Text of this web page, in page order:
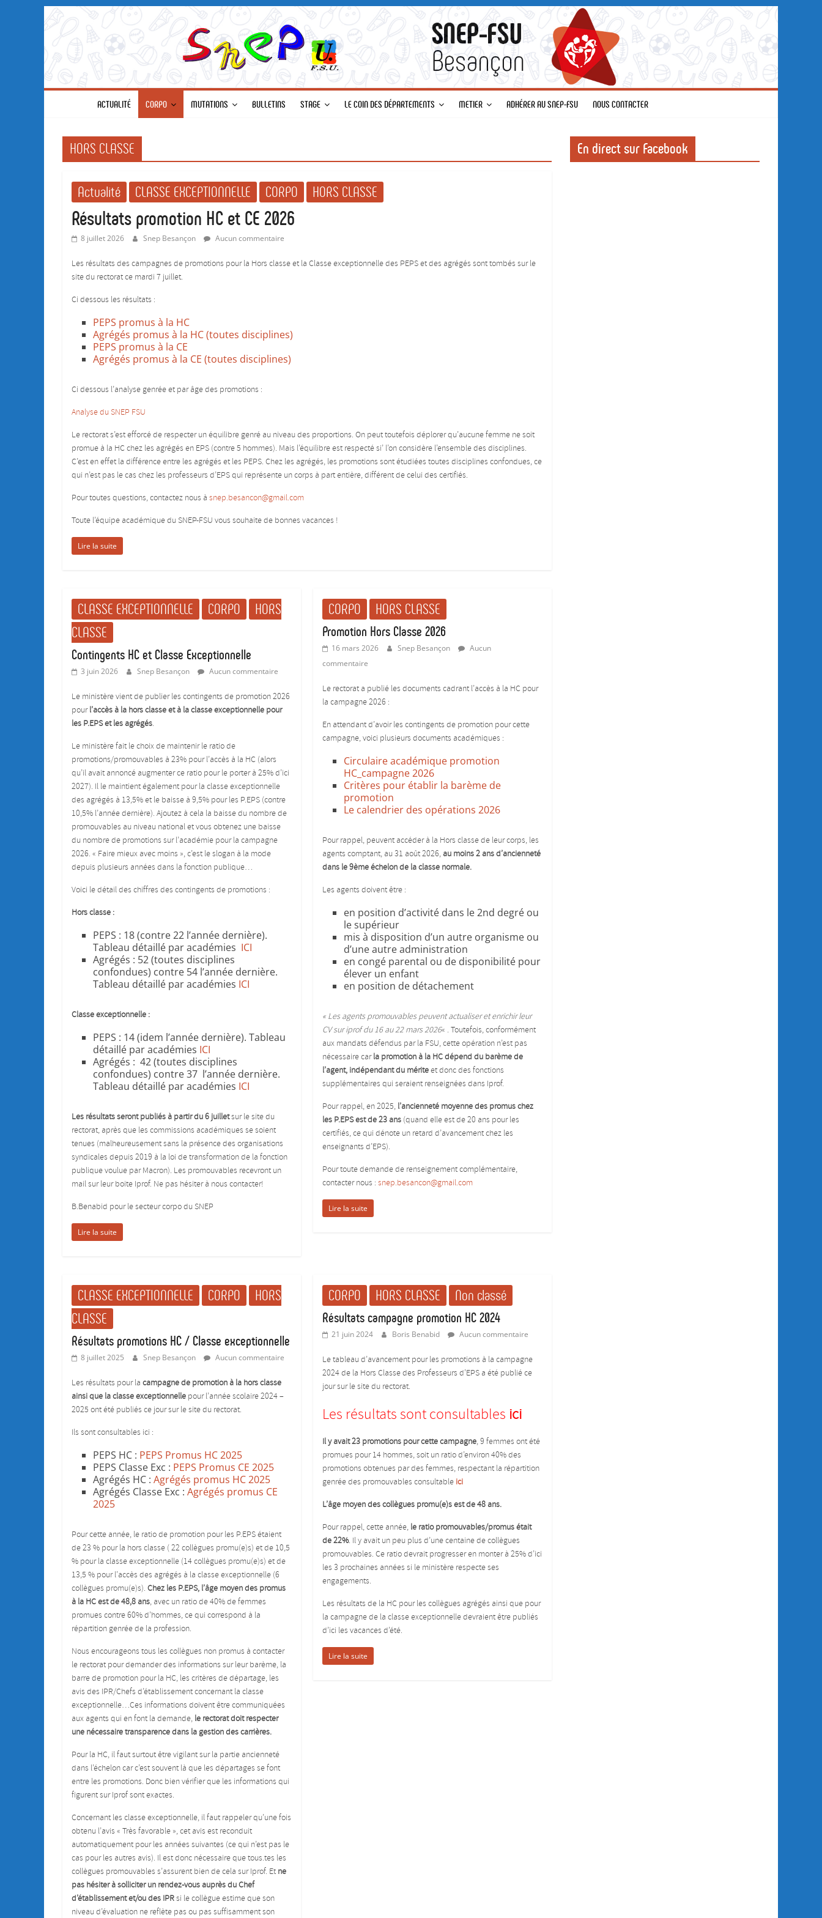
Passer
au
contenu
SNEP-
FSU
Besançon
ACTUALITÉ CORPO MUTATIONS BULLETINS STAGE LE COIN DES DÉPARTEMENTS METIER ADHÉRER AU SNEP-FSU NOUS CONTACTER
HORS CLASSE
Actualité CLASSE EXCEPTIONNELLE CORPO HORS CLASSE
Résultats promotion HC et CE 2026
8 juillet 2026 Snep Besançon Aucun commentaire
Les résultats des campagnes de promotions pour la Hors classe et la Classe exceptionnelle des PEPS et des agrégés sont tombés sur le
site du rectorat ce mardi 7 juillet.
Ci dessous les résultats :
PEPS promus à la HC
Agrégés promus à la HC (toutes disciplines)
PEPS promus à la CE
Agrégés promus à la CE (toutes disciplines)
Ci dessous l’analyse genrée et par âge des promotions :
Analyse du SNEP FSU
Le rectorat s’est efforcé de respecter un équilibre genré au niveau des proportions. On peut toutefois déplorer qu’aucune femme ne soit
promue à la HC chez les agrégés en EPS (contre 5 hommes). Mais l’équilibre est respecté si’ l’on considère l’ensemble des disciplines.
C’est en effet la différence entre les agrégés et les PEPS. Chez les agrégés, les promotions sont étudiées toutes disciplines confondues, ce
qui n’est pas le cas chez les professeurs d’EPS qui représente un corps à part entière, différent de celui des certifiés.
Pour toutes questions, contactez nous à snep.besancon@gmail.com
Toute l’équipe académique du SNEP-FSU vous souhaite de bonnes vacances !
Lire la suite
CLASSE EXCEPTIONNELLE CORPO
HORS
CLASSE
Contingents HC et Classe Exceptionnelle
3 juin 2026 Snep Besançon Aucun commentaire
Le ministère vient de publier les contingents de promotion 2026
pourl’accès à la hors classe et à la classe exceptionnelle pour
les P.EPS et les agrégés.
Le ministère fait le choix de maintenir le ratio de
promotions/promouvables à 23% pour l’accès à la HC (alors
qu’il avait annoncé augmenter ce ratio pour le porter à 25% d’ici
2027). Il le maintient également pour la classe exceptionnelle
des agrégés à 13,5% et le baisse à 9,5% pour les P.EPS (contre
10,5% l’année dernière). Ajoutez à cela la baisse du nombre de
promouvables au niveau national et vous obtenez une baisse
du nombre de promotions sur l’académie pour la campagne
2026. « Faire mieux avec moins », c’est le slogan à la mode
depuis plusieurs années dans la fonction publique…
Voici le détail des chiffres des contingents de promotions :
Hors classe :
PEPS : 18 (contre 22 l’année dernière).
Tableau détaillé par académies ICI
Agrégés : 52 (toutes disciplines
confondues) contre 54 l’année dernière.
Tableau détaillé par académies ICI
Classe exceptionnelle :
PEPS : 14 (idem l’année dernière). Tableau
détaillé par académies ICI
Agrégés : 42 (toutes disciplines
confondues) contre 37 l’année dernière.
Tableau détaillé par académies ICI
Les résultats seront publiés à partir du 6 juilletsur le site du
rectorat, après que les commissions académiques se soient
tenues (malheureusement sans la présence des organisations
syndicales depuis 2019 à la loi de transformation de la fonction
publique voulue par Macron). Les promouvables recevront un
mail sur leur boite Iprof. Ne pas hésiter à nous contacter!
B.Benabid pour le secteur corpo du SNEP
Lire la suite
CORPO HORS CLASSE
Promotion Hors Classe 2026
16 mars 2026 Snep Besançon
Aucun
commentaire
Le rectorat a publié les documents cadrant l’accès à la HC pour
la campagne 2026 :
En attendant d’avoir les contingents de promotion pour cette
campagne, voici plusieurs documents académiques :
Circulaire académique promotion
HC_campagne 2026
Critères pour établir la barème de
promotion
Le calendrier des opérations 2026
Pour rappel, peuvent accéder à la Hors classe de leur corps, les
agents comptant, au 31 août 2026, au moins 2 ans d’ancienneté
dans le 9ème échelon de la classe normale.
Les agents doivent être :
en position d’activité dans le 2nd degré ou
le supérieur
mis à disposition d’un autre organisme ou
d’une autre administration
en congé parental ou de disponibilité pour
élever un enfant
en position de détachement
« Les agents promouvables peuvent actualiser et enrichir leur
CV sur iprof du 16 au 22 mars 2026« . Toutefois, conformément
aux mandats défendus par la FSU, cette opération n’est pas
nécessaire carla promotion à la HC dépend du barème de
l’agent, indépendant du mériteet donc des fonctions
supplémentaires qui seraient renseignées dans Iprof.
Pour rappel, en 2025, l’ancienneté moyenne des promus chez
les P.EPS est de 23 ans (quand elle est de 20 ans pour les
certifiés, ce qui dénote un retard d’avancement chez les
enseignants d’EPS).
Pour toute demande de renseignement complémentaire,
contacter nous :snep.besancon@gmail.com
Lire la suite
CLASSE EXCEPTIONNELLE CORPO
HORS
CLASSE
Résultats promotions HC / Classe exceptionnelle
8 juillet 2025 Snep Besançon Aucun commentaire
Les résultats pour la campagne de promotion à la hors classe
ainsi que la classe exceptionnelle pour l’année scolaire 2024 –
2025 ont été publiés ce jour sur le site du rectorat.
Ils sont consultables ici :
PEPS HC : PEPS Promus HC 2025
PEPS Classe Exc : PEPS Promus CE 2025
Agrégés HC : Agrégés promus HC 2025
Agrégés Classe Exc : Agrégés promus CE
2025
Pour cette année, le ratio de promotion pour les P.EPS étaient
de 23 % pour la hors classe ( 22 collègues promu(e)s) et de 10,5
% pour la classe exceptionnelle (14 collègues promu(e)s) et de
13,5 % pour l’accès des agrégés à la classe exceptionnelle (6
collègues promu(e)s). Chez les P.EPS, l’âge moyen des promus
à la HC est de 48,8 ans, avec un ratio de 40% de femmes
promues contre 60% d’hommes, ce qui correspond à la
répartition genrée de la profession.
Nous encourageons tous les collègues non promus à contacter
le rectorat pour demander des informations sur leur barème, la
barre de promotion pour la HC, les critères de départage, les
avis des IPR/Chefs d’établissement concernant la classe
exceptionnelle…Ces informations doivent être communiquées
aux agents qui en font la demande, le rectorat doit respecter
une nécessaire transparence dans la gestion des carrières.
Pour la HC, il faut surtout être vigilant sur la partie ancienneté
dans l’échelon car c’est souvent là que les départages se font
entre les promotions. Donc bien vérifier que les informations qui
figurent sur Iprof sont exactes.
Concernant les classe exceptionnelle, il faut rappeler qu’une fois
obtenu l’avis « Très favorable », cet avis est reconduit
automatiquement pour les années suivantes (ce qui n’est pas le
cas pour les autres avis). Il est donc nécessaire que tous.tes les
collègues promouvables s’assurent bien de cela sur Iprof. Et ne
pas hésiter à solliciter un rendez-vous auprès du Chef
d’établissement et/ou des IPRsi le collègue estime que son
niveau d’évaluation ne reflète pas ou pas suffisamment son
CORPO HORS CLASSE Non classé
Résultats campagne promotion HC 2024
21 juin 2024 Boris Benabid Aucun commentaire
Le tableau d’avancement pour les promotions à la campagne
2024 de la Hors Classe des Professeurs d’EPS a été publié ce
jour sur le site du rectorat.
Les résultats sont consultables ici
Il y avait 23 promotions pour cette campagne, 9 femmes ont été
promues pour 14 hommes, soit un ratio d’environ 40% des
promotions obtenues par des femmes, respectant la répartition
genrée des promouvables consultable ici
L’âge moyen des collègues promu(e)s est de 48 ans.
Pour rappel, cette année, le ratio promouvables/promus était
de 22%. Il y avait un peu plus d’une centaine de collègues
promouvables. Ce ratio devrait progresser en monter à 25% d’ici
les 3 prochaines années si le ministère respecte ses
engagements.
Les résultats de la HC pour les collègues agrégés ainsi que pour
la campagne de la classe exceptionnelle devraient être publiés
d’ici les vacances d’été.
Lire la suite
En direct sur Facebook